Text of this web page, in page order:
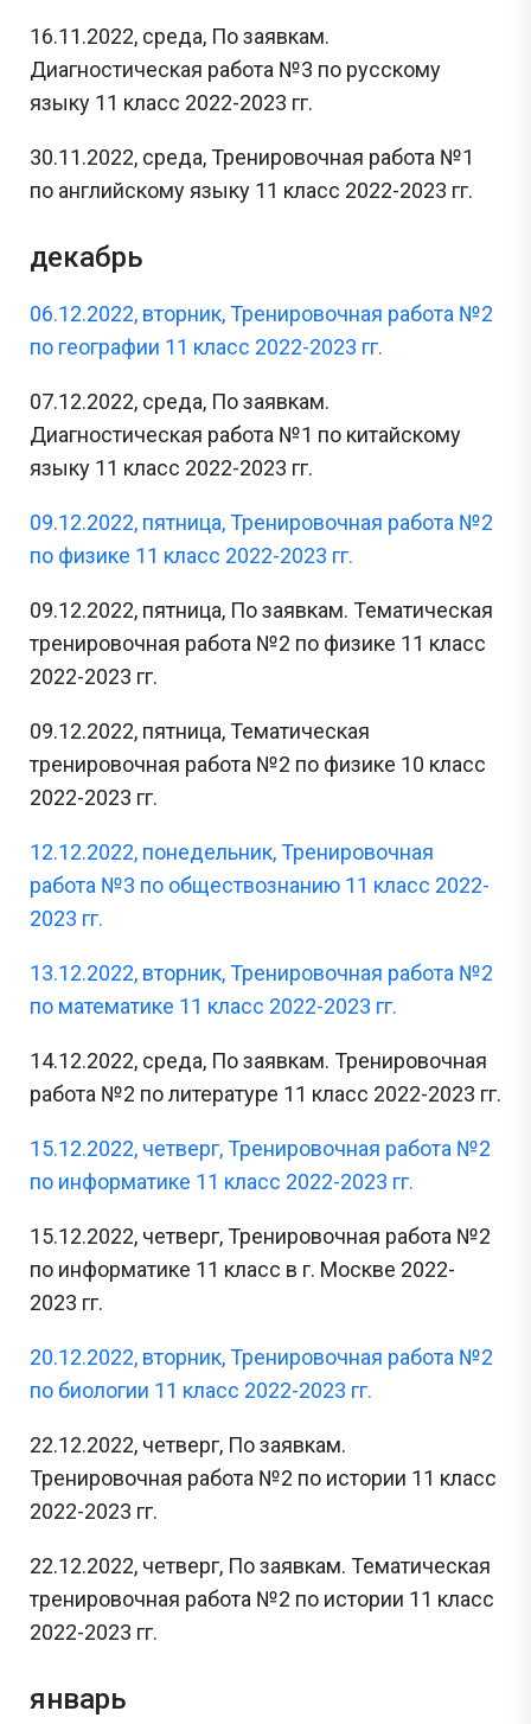
16.11.2022, среда, По заявкам.
Диагностическая работа №3 по русскому
языку 11 класс 2022-2023 гг.
30.11.2022, среда, Тренировочная работа №1
по английскому языку 11 класс 2022-2023 гг.
декабрь
06.12.2022, вторник, Тренировочная работа №2
по географии 11 класс 2022-2023 гг.
07.12.2022, среда, По заявкам.
Диагностическая работа №1 по китайскому
языку 11 класс 2022-2023 гг.
09.12.2022, пятница, Тренировочная работа №2
по физике 11 класс 2022-2023 гг.
09.12.2022, пятница, По заявкам. Тематическая
тренировочная работа №2 по физике 11 класс
2022-2023 гг.
09.12.2022, пятница, Тематическая
тренировочная работа №2 по физике 10 класс
2022-2023 гг.
12.12.2022, понедельник, Тренировочная
работа №3 по обществознанию 11 класс 2022-
2023 гг.
13.12.2022, вторник, Тренировочная работа №2
по математике 11 класс 2022-2023 гг.
14.12.2022, среда, По заявкам. Тренировочная
работа №2 по литературе 11 класс 2022-2023 гг.
15.12.2022, четверг, Тренировочная работа №2
по информатике 11 класс 2022-2023 гг.
15.12.2022, четверг, Тренировочная работа №2
по информатике 11 класс в г. Москве 2022-
2023 гг.
20.12.2022, вторник, Тренировочная работа №2
по биологии 11 класс 2022-2023 гг.
22.12.2022, четверг, По заявкам.
Тренировочная работа №2 по истории 11 класс
2022-2023 гг.
22.12.2022, четверг, По заявкам. Тематическая
тренировочная работа №2 по истории 11 класс
2022-2023 гг.
январь